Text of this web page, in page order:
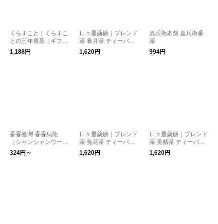
くらすこと｜くらすこ
との三年番茶［ギフ
ト/贈り物］
1,188円
日々是薬膳｜ブレンド
茶 養月茶 ティーバッ
グBOX
1,620円
嘉兵衛本舗 嘉兵衛番
茶
994円
香香臺灣 香香烏龍
（シャンシャンウーロ
ン）
324円～
日々是薬膳｜ブレンド
茶 免花茶 ティーバッ
グBOX
1,620円
日々是薬膳｜ブレンド
茶 美精茶 ティーバッ
グBOX
1,620円